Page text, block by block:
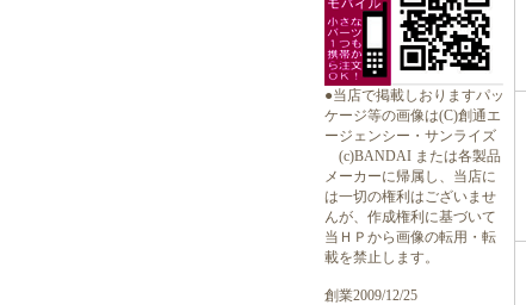
●当店で掲載しおりますパッ
ケージ等の画像は(C)創通エ
ージェンシー・サンライズ
(c)BANDAI または各製品
メーカーに帰属し、当店に
は一切の権利はございませ
んが、作成権利に基づいて
当ＨＰから画像の転用・転
載を禁止します。
創業2009/12/25